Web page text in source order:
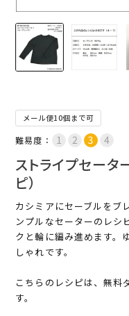
メール便10個まで可
難易度：
ストライプセータ
ピ）
カシミアにセーブルをブ
ンプルなセーターのレシ
クと輪に編み進めます。
しゃれです。
こちらのレシピは、無料
す。